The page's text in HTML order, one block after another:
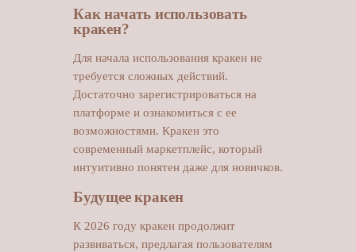
Как начать использовать
кракен?
Для начала использования кракен не
требуется сложных действий.
Достаточно зарегистрироваться на
платформе и ознакомиться с ее
возможностями. Кракен это
современный маркетплейс, который
интуитивно понятен даже для новичков.
Будущее кракен
К 2026 году кракен продолжит
развиваться, предлагая пользователям